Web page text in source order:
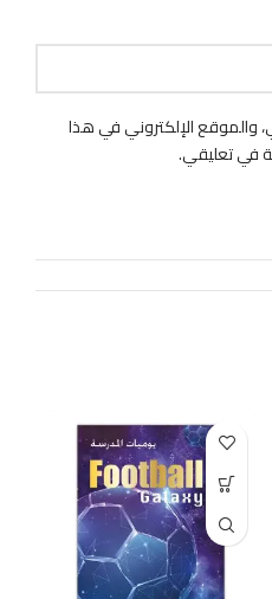
والموقع الإلكتروني في هذا
في تعليقي.